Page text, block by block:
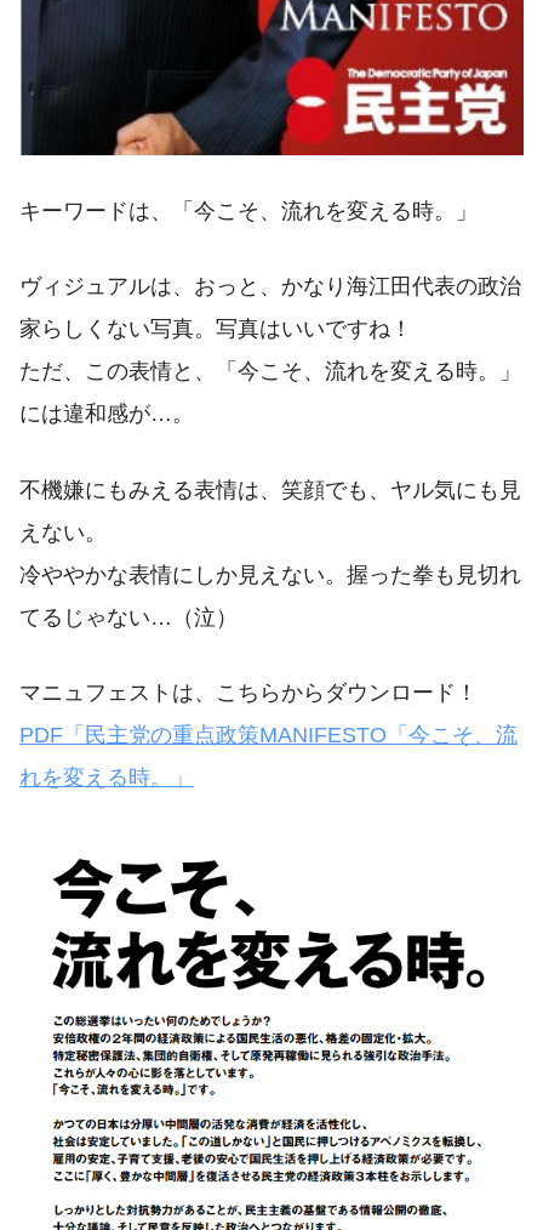
キーワードは、「今こそ、流れを変える時。」
ヴィジュアルは、おっと、かなり海江田代表の政治
家らしくない写真。写真はいいですね！
ただ、この表情と、「今こそ、流れを変える時。」
には違和感が…。
不機嫌にもみえる表情は、笑顔でも、ヤル気にも見
えない。
冷ややかな表情にしか見えない。握った拳も見切れ
てるじゃない…（泣）
マニュフェストは、こちらからダウンロード！
PDF「民主党の重点政策MANIFESTO「今こそ、流
れを変える時。」